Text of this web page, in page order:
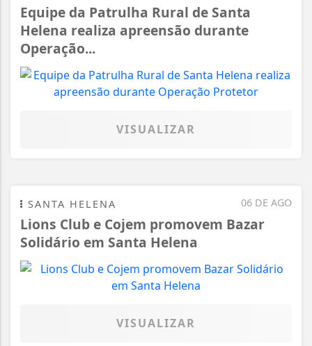
Equipe da Patrulha Rural de Santa
Helena realiza apreensão durante
Operação...
VISUALIZAR
06 DE AGO
SANTA HELENA
Lions Club e Cojem promovem Bazar
Solidário em Santa Helena
VISUALIZAR